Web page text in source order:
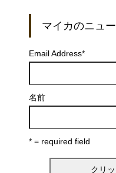
マイカのニュ
Email Address*
名前
* = required field